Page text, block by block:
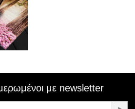
με newsletter